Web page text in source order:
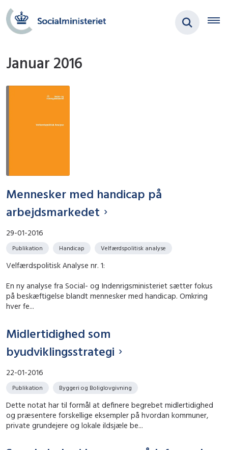
Januar 2016
Mennesker med handicap på
arbejdsmarkedet
29-01-2016
Publikation Handicap Velfærdspolitisk analyse
Velfærdspolitisk Analyse nr. 1:
En ny analyse fra Social- og Indenrigsministeriet sætter fokus
på beskæftigelse blandt mennesker med handicap. Omkring
hver fe...
Midlertidighed som
byudviklingsstrategi
22-01-2016
Publikation Byggeri og Boliglovgivning
Dette notat har til formål at definere begrebet midlertidighed
og præsentere forskellige eksempler på hvordan kommuner,
private grundejere og lokale ildsjæle be...